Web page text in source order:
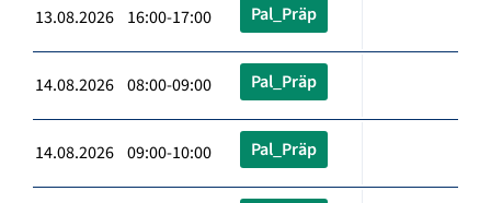
13.08.2026 16:00-17:00 Pal_Präp
14.08.2026 08:00-09:00 Pal_Präp
14.08.2026 09:00-10:00 Pal_Präp